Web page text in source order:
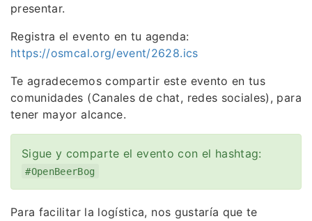
presentar.
Registra el evento en tu agenda:
https://osmcal.org/event/2628.ics
Te agradecemos compartir este evento en tus
comunidades (Canales de chat, redes sociales), para
tener mayor alcance.
Sigue y comparte el evento con el hashtag:
#OpenBeerBog
Para facilitar la logística, nos gustaría que te